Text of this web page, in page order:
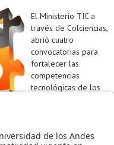
El Ministerio TIC a
través de Colciencias,
abrió cuatro
convocatorias para
fortalecer las
competencias
tecnológicas de los
productiva en busca de